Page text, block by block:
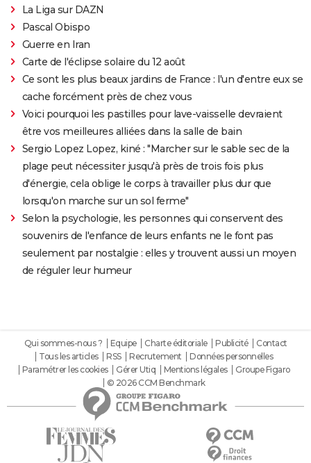
La Liga sur DAZN
Pascal Obispo
Guerre en Iran
Carte de l'éclipse solaire du 12 août
Ce sont les plus beaux jardins de France : l'un d'entre eux se
cache forcément près de chez vous
Voici pourquoi les pastilles pour lave-vaisselle devraient
être vos meilleures alliées dans la salle de bain
Sergio Lopez Lopez, kiné : "Marcher sur le sable sec de la
plage peut nécessiter jusqu'à près de trois fois plus
d'énergie, cela oblige le corps à travailler plus dur que
lorsqu'on marche sur un sol ferme"
Selon la psychologie, les personnes qui conservent des
souvenirs de l'enfance de leurs enfants ne le font pas
seulement par nostalgie : elles y trouvent aussi un moyen
de réguler leur humeur
Qui sommes-nous ? Equipe Charte éditoriale Publicité
Contact
Tous les articles
RSS Recrutement
Données personnelles
Paramétrer les cookies
Gérer Utiq Mentions légales
Groupe Figaro
© 2026 CCM Benchmark